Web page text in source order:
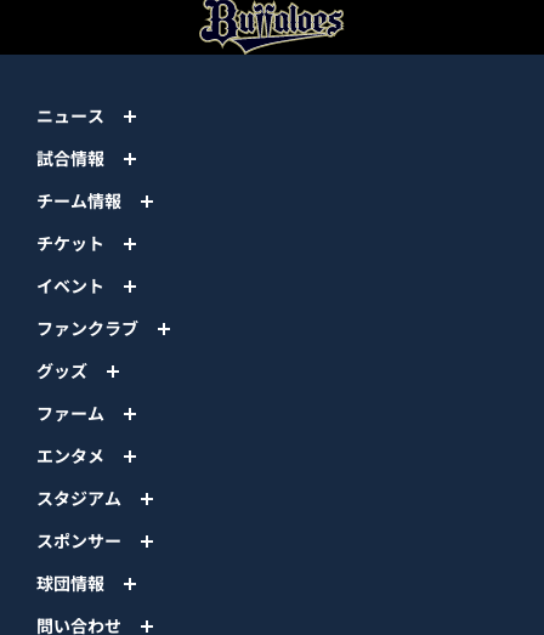
ニュース
試合情報
チーム情報
チケット
イベント
ファンクラブ
グッズ
ファーム
エンタメ
スタジアム
スポンサー
球団情報
問い合わせ